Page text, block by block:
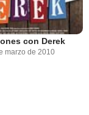
con Derek
marzo de 2010